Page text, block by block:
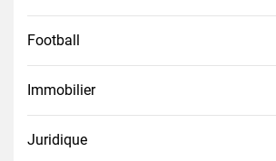
Football
Immobilier
Juridique